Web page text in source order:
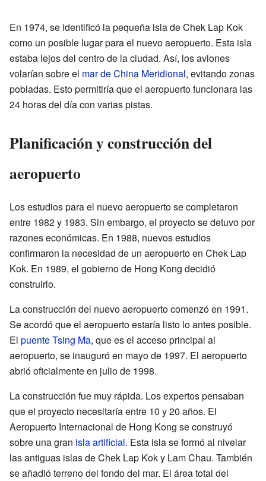
En 1974, se identificó la pequeña isla de Chek Lap Kok
como un posible lugar para el nuevo aeropuerto. Esta isla
estaba lejos del centro de la ciudad. Así, los aviones
volarían sobre el mar de China Meridional, evitando zonas
pobladas. Esto permitiría que el aeropuerto funcionara las
24 horas del día con varias pistas.
Planificación y construcción del
aeropuerto
Los estudios para el nuevo aeropuerto se completaron
entre 1982 y 1983. Sin embargo, el proyecto se detuvo por
razones económicas. En 1988, nuevos estudios
confirmaron la necesidad de un aeropuerto en Chek Lap
Kok. En 1989, el gobierno de Hong Kong decidió
construirlo.
La construcción del nuevo aeropuerto comenzó en 1991.
Se acordó que el aeropuerto estaría listo lo antes posible.
El puente Tsing Ma, que es el acceso principal al
aeropuerto, se inauguró en mayo de 1997. El aeropuerto
abrió oficialmente en julio de 1998.
La construcción fue muy rápida. Los expertos pensaban
que el proyecto necesitaría entre 10 y 20 años. El
Aeropuerto Internacional de Hong Kong se construyó
sobre una gran isla artificial. Esta isla se formó al nivelar
las antiguas islas de Chek Lap Kok y Lam Chau. También
se añadió terreno del fondo del mar. El área total del